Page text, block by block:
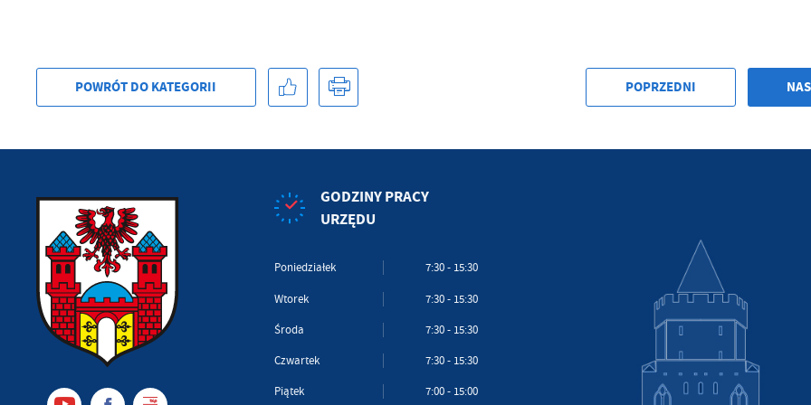
POWRÓT DO KATEGORII POPRZEDNI
GODZINY PRACY
URZĘDU
Poniedziałek 7:30 - 15:30
Wtorek 7:30 - 15:30
Środa 7:30 - 15:30
Czwartek 7:30 - 15:30
Piątek 7:00 - 15:00